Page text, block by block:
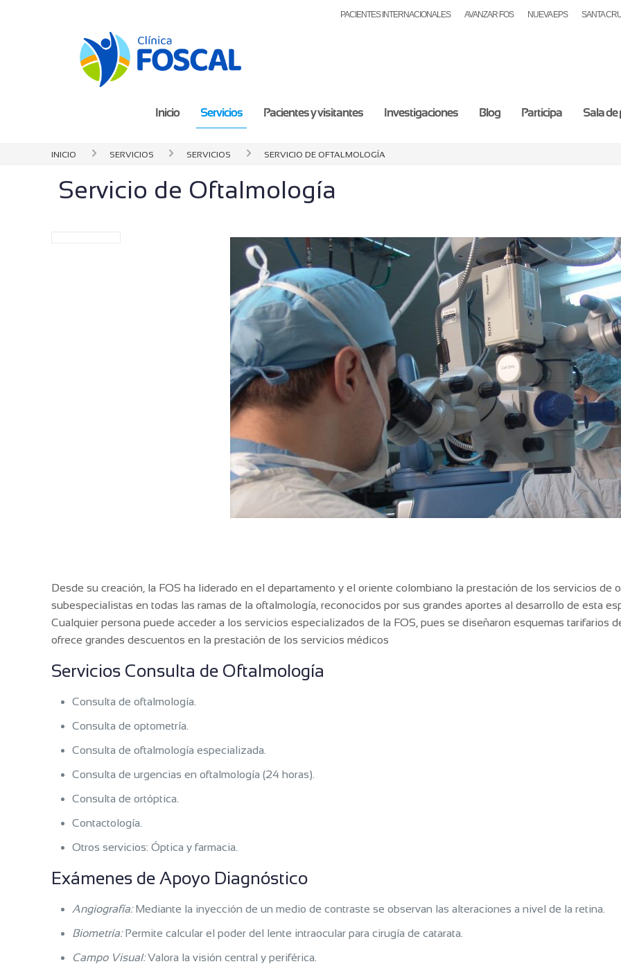
PACIENTES INTERNACIONALES AVANZAR FOS NUEVA EPS SANTA
Inicio Servicios Pacientes y visitantes Investigaciones Blog Participa Sala de
Inicio Servicios servicios Servicio de Oftalmología
Servicio de Oftalmología
Desde su creación, la FOS ha liderado en el departamento y el oriente colombiano la prestación de los servicios de
subespecialistas en todas las ramas de la oftalmología, reconocidos por sus grandes aportes al desarrollo de esta
Cualquier persona puede acceder a los servicios especializados de la FOS, pues se diseñaron esquemas tarifarios
ofrece grandes descuentos en la prestación de los servicios médicos
Servicios Consulta de Oftalmología
Consulta de oftalmología.
Consulta de optometría.
Consulta de oftalmología especializada.
Consulta de urgencias en oftalmología (24 horas).
Consulta de ortóptica.
Contactología.
Otros servicios: Óptica y farmacia.
Exámenes de Apoyo Diagnóstico
Angiografía:Mediante la inyección de un medio de contraste se observan las alteraciones a nivel de la retina.
Biometría:Permite calcular el poder del lente intraocular para cirugía de catarata.
Campo Visual:Valora la visión central y periférica.